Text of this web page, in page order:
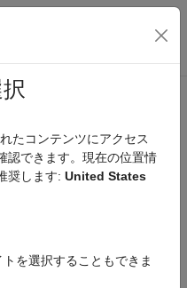
ゲーション メ
Used Blocks
たコンテンツにアクセス
認できます。現在の位置情
奨します: United States
を選択することもできま